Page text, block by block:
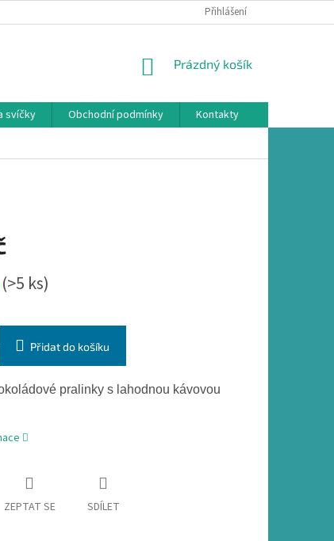
Přihlášení
NÁKUPNÍ
Prázdný košík
svíčky Obchodní podmínky
Kontakty
(>5 ks)
Přidat do košíku
pralinky s lahodnou kávovou
ZEPTAT SE SDÍLET